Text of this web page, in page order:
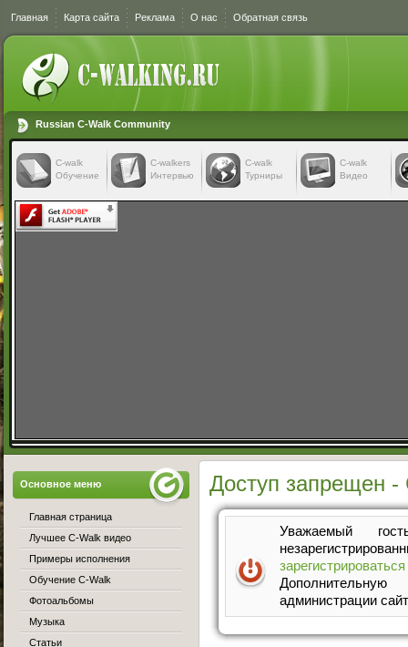
Главная Карта сайта Реклама О нас Обратная связь
Russian C-Walk Community
C-walk
Обучение
C-walkers
Интервью
С-walk
Турниры
С-walk
Видео
Доступ запрещен -
Уважаемый
зарегистрироваться
администрации
Основное меню
Главная страница
Лучшее C-Walk видео
Примеры исполнения
Обучение C-Walk
Фотоальбомы
Музыка
Статьи